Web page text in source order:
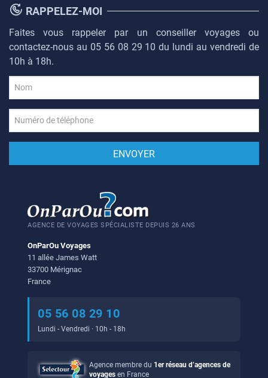
RAPPELEZ-MOI
Faites vous rappeler par un conseiller voyages ou
contactez-nous au 05 56 08 29 10 du lundi au vendredi de
10h à 18h.
AGENCE DE VOYAGES SPÉCIALISTE DEPUIS 26 ANS
OnParOu Voyages
11 allée James Watt
33700 Mérignac
France
05 56 08 29 10
Lundi - Vendredi · 10h - 18h
Agence membre du 1er réseau d’agences de
voyagesen France